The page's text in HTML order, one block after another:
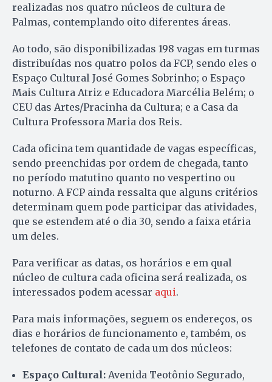
realizadas nos quatro núcleos de cultura de
Palmas, contemplando oito diferentes áreas.
Ao todo, são disponibilizadas 198 vagas em turmas
distribuídas nos quatro polos da FCP, sendo eles o
Espaço Cultural José Gomes Sobrinho; o Espaço
Mais Cultura Atriz e Educadora Marcélia Belém; o
CEU das Artes/Pracinha da Cultura; e a Casa da
Cultura Professora Maria dos Reis.
Cada oficina tem quantidade de vagas específicas,
sendo preenchidas por ordem de chegada, tanto
no período matutino quanto no vespertino ou
noturno. A FCP ainda ressalta que alguns critérios
determinam quem pode participar das atividades,
que se estendem até o dia 30, sendo a faixa etária
um deles.
Para verificar as datas, os horários e em qual
núcleo de cultura cada oficina será realizada, os
interessados podem acessar aqui.
Para mais informações, seguem os endereços, os
dias e horários de funcionamento e, também, os
telefones de contato de cada um dos núcleos:
Espaço Cultural: Avenida Teotônio Segurado,